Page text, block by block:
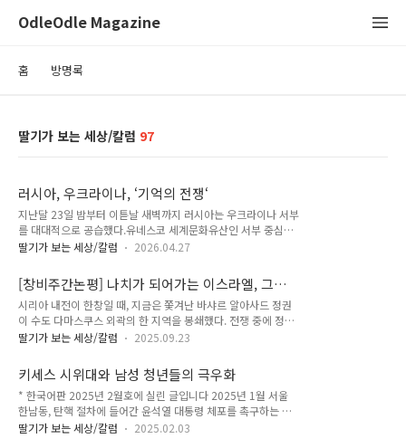
OdleOdle Magazine
홈 방명록
딸기가 보는 세상/칼럼 97
러시아, 우크라이나, ‘기억의 전쟁‘
지난달 23일 밤부터 이튿날 새벽까지 러시아는 우크라이나 서부
를 대대적으로 공습했다.유네스코 세계문화유산인 서부 중심도
시 르비우 도심도 공격을 받았다. 17세기에 지어진 정교회 건물
관소가 있고, 12세기 자작나무 껍질에 쓰인 필사본을 비롯해 우
크라이나 역사가 담긴 고문서들이 보관돼 있다. 친러시아 언론들
은 “외국 용병”들이 기록보관소에 숨어 있었다며 공격을 정당화
했다. 1954년 헤이그협약, 1973년 세계유산협약 등은 문화유
산이나 문화 기반시설을 공격하는 것을 금하고 있지만 이미 우크
입었다. 유네스코는 전문가들을 보내 파괴 상황을 조사하고 보호
조치를 고민 중이다. 인구 7..
딸기가 보는 세상/칼럼 2026.04.27
[창비주간논평] 나치가 되어가는 이스라엘, 그들
은 자신들이 자유롭다고 생각할까
시리아 내전이 한창일 때, 지금은 쫓겨난 바샤르 알아사드 정권
이 수도 다마스쿠스 외곽의 한 지역을 봉쇄했다. 전쟁 중에 정부
군이 구호차량 드나드는 것조차 막으니, 고립된 마을에서 사람들
사진이 용케 외신을 타고 전송됐다. 바짝 말라 죽어가는 아이의
모습은 너무 충격적이었다. 소말리아나 수단, 사하라 사막지대
중부 아프리카 국가들에서 영양실조나 식량 부족이 계속되고 있
지만 시리아 상황은 극단적이었다. 지구상에 먹을 게 없어서가
아니라, 먹을 것을 내주려는 사람들이 없어서가 아니라, 무력을
딸기가 보는 세상/칼럼 2025.09.23
키세스 시위대와 남성 청년들의 극우화
* 한국어판 2025년 2월호에 실린 글입니다 2025년 1월 서울
한남동, 탄핵 절차에 들어간 윤석열 대통령 체포를 촉구하는 시
위대가 구호를 외친다. 바로 근처에서 ‘대통령 사수’ ‘좌파 척
딸기가 보는 세상/칼럼 2025.02.03